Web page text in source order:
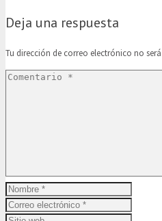
Deja una respuesta
Tu dirección de correo electrónico no